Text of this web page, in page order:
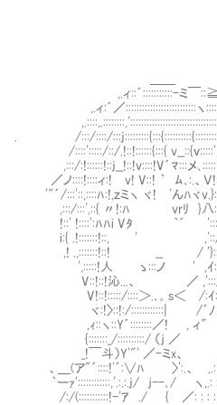
,.ィ::´:::::::::::-ミ￣::≧x.
,.ィ:´／::::::::::::::::::::::::::ヽ:::::メ
. /:::/::::/
/::::':::::/::/.!::!::::::{:::{ v__::{ｖ
,:::/:!::::::!::j__!::!v::::!V´ﾏ:::メ､
／ノ::::!::::ィ:! v! V::! ｀ ﾑ､:.、Ｖ
'"´/:::'::,::::ﾊ:!,ｚミヽ ヾ! 'んﾊヾ
,:::/:::',::{ 〃!:ﾊ vrﾘ }八
!::' !::::':ﾊﾊi Vﾀ ｀´ '::::':::::,'｀
i:{ .!:::::::!::, ' ,'::/
,! .,:::::::!::! __ /
',:::::!人 ゝ:::ノ ' ,ｲ::::/
V::!::!沁...、 ／ ,':::/
V!::!:::::/::::＞.､。s＜ /:ｲ
ヾ:!〉::!:/::::::::::::| /´ﾉ
,ｨ::ヽ::Y´::::::::／! , ィ" ヽ
{:::::::_/::::::::::/ （ｊ ／ 八
_!￣斗）Y'"' ／-ミx、 ,:': : :
、＿(ア"´::::!'´:∨ﾊ 〉':.、 ,.: : : :
｀ーｧ'::::::::::::,'.:.:.j/ ｊ--､/ ヽ,.: :
/:/(:::::::::::!-'ｱ ./ { ／: : : : : :.